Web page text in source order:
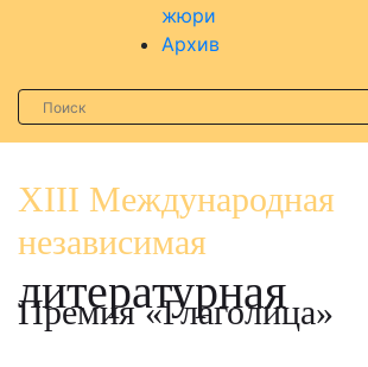
жюри
Архив
XIII Международная
независимая
литературная
Премия «Глаголица»